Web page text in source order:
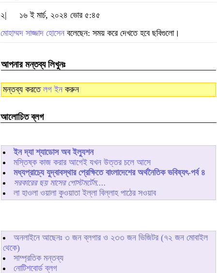
২|
১৬ ই মার্চ, ২০২৪ ভোর ৫:৪৫
মোহাম্মদ সাজ্জাদ হোসেন বলেছেন: সময় করে দেখতে হবে ছবিগুলো।
আপনার মন্তব্য লিখুনঃ
মন্তব্য করতে লগ ইন করুন
আলোচিত ব্লগ
ইন দ্যা শ্যাডোস অব ইল্যুশন
মস্তিষ্ক কাজ করার আগেই যখন উত্তর চলে আসে
মধ্যপ্রাচ্যে যুদ্বাবস্থার প্রেক্ষিতে বাংলাদেশের অর্থনৈতিক ভবিষ্যৎ-পর্ব ৪
সরকারের ছয় মাসের পোস্টমর্টেম....
লা হাওলা ওয়ালা কুওয়াতা ইল্লা বিল্লাহ পাঠের সওয়াব
অনলাইনে আছেনঃ ৩ জন ব্লগার ও ২৩৩ জন ভিজিটর (৭২ জন মোবাইল
থেকে)
সাম্প্রতিক মন্তব্য
নোটিশবোর্ড ব্লগ